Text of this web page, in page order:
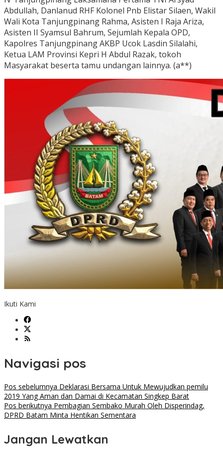
Abdullah, Danlanud RHF Kolonel Pnb Elistar Silaen, Wakil
Wali Kota Tanjungpinang Rahma, Asisten I Raja Ariza,
Asisten II Syamsul Bahrum, Sejumlah Kepala OPD,
Kapolres Tanjungpinang AKBP Ucok Lasdin Silalahi,
Ketua LAM Provinsi Kepri H Abdul Razak, tokoh
Masyarakat beserta tamu undangan lainnya. (a**)
Ikuti Kami
Navigasi pos
Pos sebelumnya Deklarasi Bersama Untuk Mewujudkan pemilu
2019 Yang Aman dan Damai di Kecamatan Singkep Barat
Pos berikutnya Pembagian Sembako Murah Oleh Disperindag,
DPRD Batam Minta Hentikan Sementara
Jangan Lewatkan